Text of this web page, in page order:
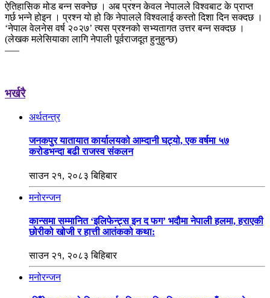
ऐतिहासिक मोड बन्न सक्नेछ । अब प्रश्न केवल नेपालले विश्वबाट के प्राप्त
गर्छ भन्ने होइन । प्रश्न यो हो कि नेपालले विश्वलाई कस्तो दिशा दिन सक्दछ ।
‘नेपाल वेलनेस वर्ष २०२७’ त्यस प्रश्नको सभ्यतागत उत्तर बन्न सक्दछ ।
(लेखक मलेसियाका लागि नेपाली पूर्वराजदूत हुनुहुन्छ)
–––
भर्खरै
अर्थतन्त्र
जनकपुर यातायात कार्यालयको आम्दानी घट्यो, एक वर्षमा ५७
करोडभन्दा बढी राजस्व संकलन
साउन २१, २०८३ बिहिबार
मनोरन्जन
कान्समा सम्मानित ‘इलिफेन्ट्स इन द फग’ भदौमा नेपाली हलमा, हराएकी
छोरीको खोजी र हात्ती आतंकको कथा:
साउन २१, २०८३ बिहिबार
मनोरन्जन